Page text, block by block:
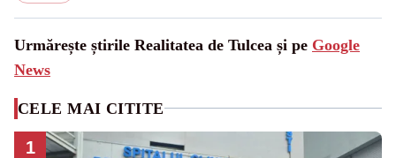
Urmărește știrile Realitatea de Tulcea și pe Google
News
CELE MAI CITITE
1